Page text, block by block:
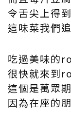
令舌尖上得
這味菜我們
吃過美味的
很快就來到
這個是萬眾
因為在座的